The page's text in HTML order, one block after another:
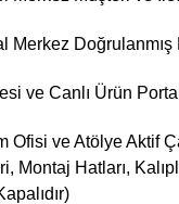
Merkez
ve Canlı Ürün
Ofisi ve Atölye Aktif
Montaj Hatları,